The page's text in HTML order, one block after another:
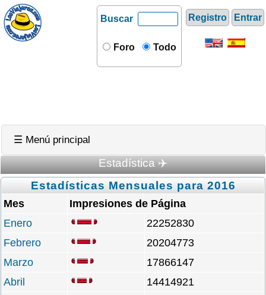
Registro Entrar
Buscar
Foro Todo
☰ Menú principal
Estadística ✈️
Estadísticas Mensuales para 2016
Mes
Impresiones de Página
Enero
22252830
Febrero
20204773
Marzo
17866147
Abril
14414921